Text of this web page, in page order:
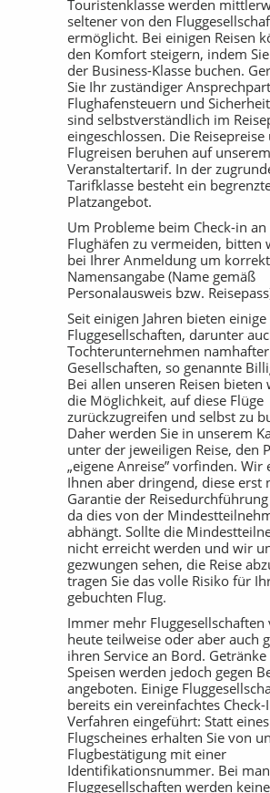
Touristenklasse werden
seltener von den
ermöglicht. Bei einigen Reisen
den Komfort steigern, indem
der Business-Klasse buchen.
Sie Ihr zuständiger
Flughafensteuern und
sind selbstverständlich im
eingeschlossen. Die
Flugreisen beruhen auf unserem
Veranstaltertarif. In der
Tarifklasse besteht ein
Platzangebot.
Um Probleme beim Check-in an
Flughäfen zu vermeiden, bitten
bei Ihrer Anmeldung um
Namensangabe (Name gemäß
Personalausweis bzw.
Seit einigen Jahren bieten einige
Fluggesellschaften, darunter
Tochterunternehmen namhafter
Gesellschaften, so genannte
Bei allen unseren Reisen bieten
die Möglichkeit, auf diese Flüge
zurückzugreifen und selbst zu
Daher werden Sie in unserem
unter der jeweiligen Reise, den
„eigene Anreise” vorfinden. Wir
Ihnen aber dringend, diese erst
Garantie der
da dies von der
abhängt. Sollte die
nicht erreicht werden und wir
gezwungen sehen, die Reise
tragen Sie das volle Risiko für
gebuchten Flug.
Immer mehr Fluggesellschaften
heute teilweise oder aber auch
ihren Service an Bord.
Speisen werden jedoch gegen
angeboten. Einige
bereits ein vereinfachtes Check-
Verfahren eingeführt: Statt eines
Flugscheines erhalten Sie von
Flugbestätigung mit einer
Identifikationsnummer. Bei
Fluggesellschaften werden